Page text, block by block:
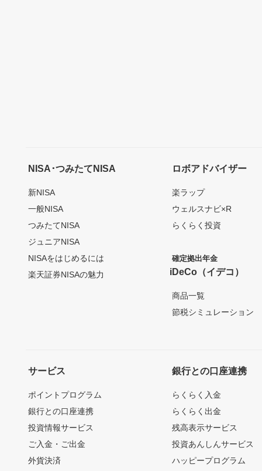
NISA･つみたてNISA
新NISA
一般NISA
つみたてNISA
ジュニアNISA
NISAをはじめるには
楽天証券NISAの魅力
ロボアドバイザー
楽ラップ
ウェルスナビ×R
らくらく投資
確定拠出年金
iDeCo（イデコ）
商品一覧
節税シミュレーション
サービス
ポイントプログラム
銀行との口座連携
投資情報サービス
ご入金・ご出金
外貨決済
銀行との口座連携
らくらく入金
らくらく出金
残高表示サービス
投資あんしんサービス
ハッピープログラム